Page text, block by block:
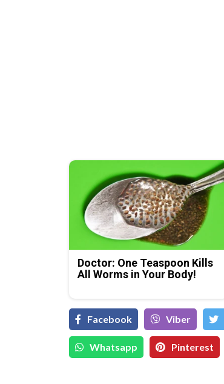
Doctor: One Teaspoon Kills
All Worms in Your Body!
Facebook Viber
Whatsapp Pinterest